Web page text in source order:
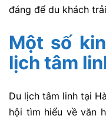
đáng để du khách
Một số
lịch tâm
Du lịch tâm linh tại
hội tìm hiểu về văn